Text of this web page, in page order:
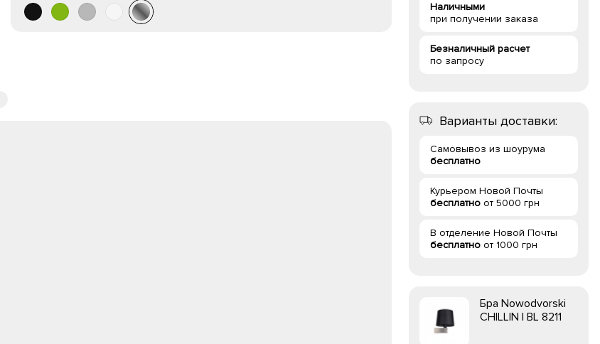
Наличными
при получении заказа
Безналичный расчет
по запросу
Варианты доставки:
Самовывоз из шоурума
бесплатно
Курьером Новой Почты
бесплатно от 5000 грн
В отделение Новой Почты
бесплатно от 1000 грн
Бра Nowodvorski
CHILLIN I BL 8211